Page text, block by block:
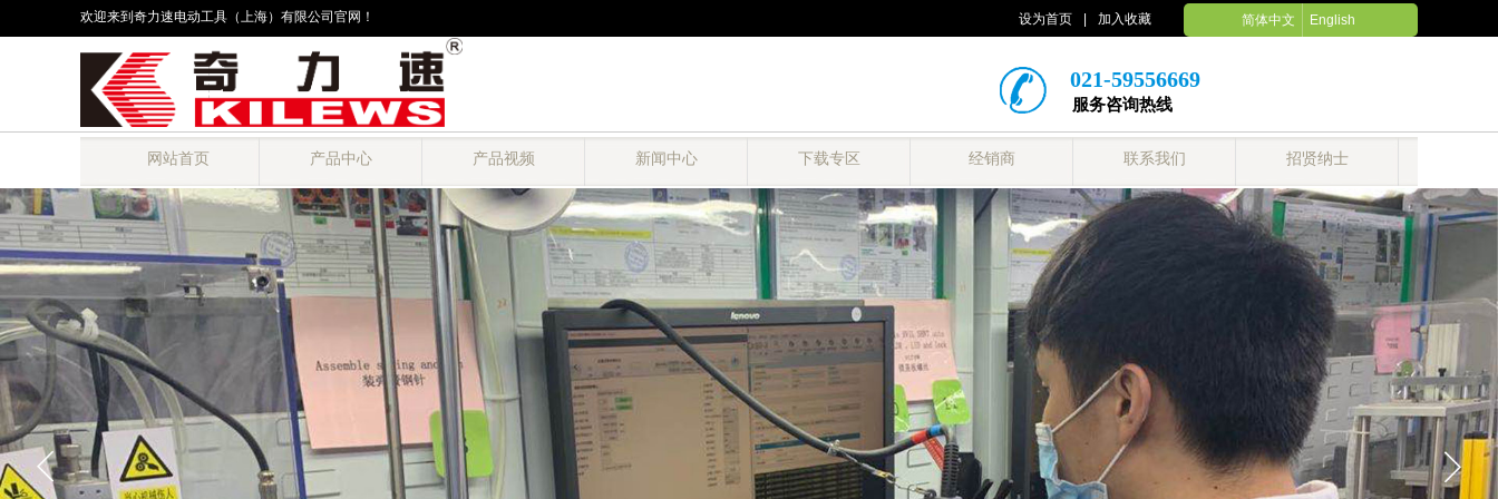
欢迎来到奇力速电动工具（上海）有限公司官网！ 设为首页 加入收藏 简体中文 English
021-59556669
服务咨询热线
网站首页 产品中心 产品视频 新闻中心 下载专区 经销商 联系我们 招贤纳士